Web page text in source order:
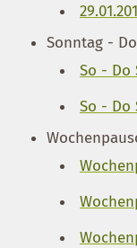
Sonntag -
So - Do
So - Do